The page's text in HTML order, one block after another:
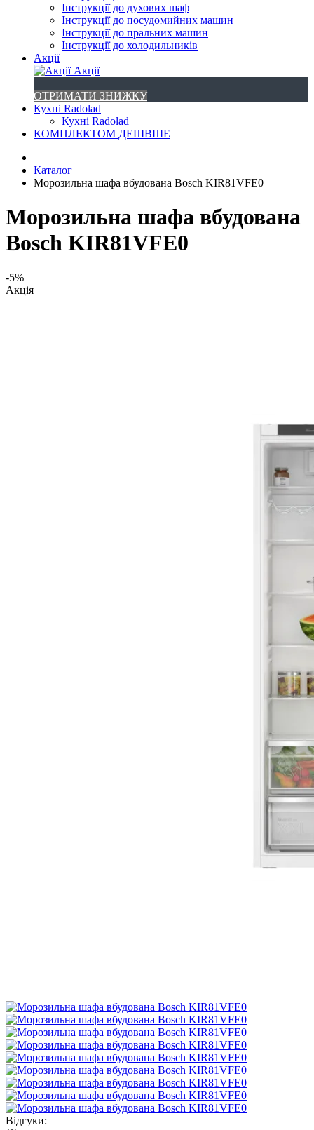
Інструкції до духових шаф
Інструкції до посудомийних машин
Інструкції до пральних машин
Інструкції до холодильників
Акції
Акції
ОТРИМАТИ ЗНИЖКУ
Кухні Radolad
Кухні Radolad
КОМПЛЕКТОМ ДЕШВШЕ
Каталог
Морозильна шафа вбудована Bosch KIR81VFE0
Морозильна шафа вбудована
Bosch KIR81VFE0
-5%
Акція
Відгуки: